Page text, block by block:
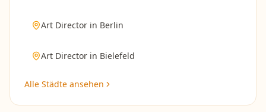
Art Director in Berlin
Art Director in Bielefeld
Alle Städte ansehen